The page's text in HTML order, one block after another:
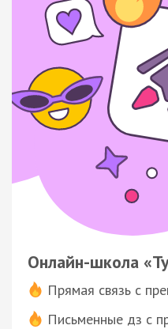
Онлайн-школа
Прямая связь с
Письменные дз с